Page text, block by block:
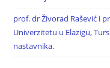
prof. dr Živorad Rašević i
Univerzitetu u Elazigu,
nastavnika.